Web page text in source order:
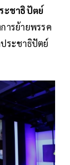
ะชาธิปัตย์
ารย้ายพรรค
ระชาธิปัตย์